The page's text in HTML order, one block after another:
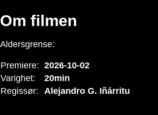
Om filmen
Aldersgrense:
Premiere: 2026-10-02
Varighet:
20min
Regissør:
Alejandro G. Iñárritu